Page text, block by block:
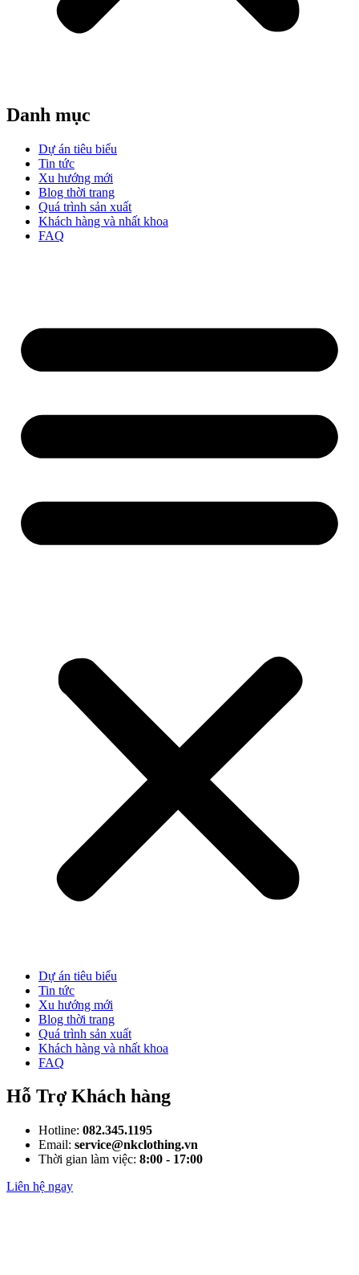
Danh mục
Dự án tiêu biểu
Tin tức
Xu hướng mới
Blog thời trang
Quá trình sản xuất
Khách hàng và nhất khoa
FAQ
Dự án tiêu biểu
Tin tức
Xu hướng mới
Blog thời trang
Quá trình sản xuất
Khách hàng và nhất khoa
FAQ
Hỗ Trợ Khách hàng
Hotline: 082.345.1195
Email: service@nkclothing.vn
Thời gian làm việc: 8:00 - 17:00
Liên hệ ngay